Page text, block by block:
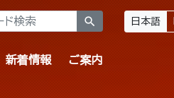
search 日本語
新着情報 ご案内